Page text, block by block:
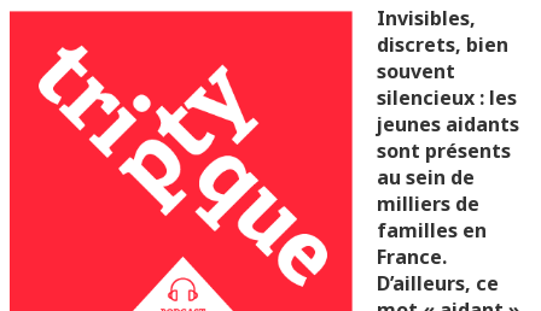
Invisibles,
discrets, bien
souvent
silencieux : les
jeunes aidants
sont présents
au sein de
milliers de
familles en
France.
D’ailleurs, ce